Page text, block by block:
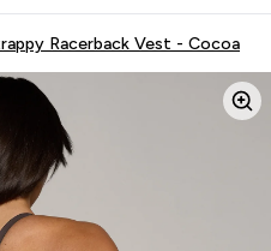
Racerback Vest - Cocoa